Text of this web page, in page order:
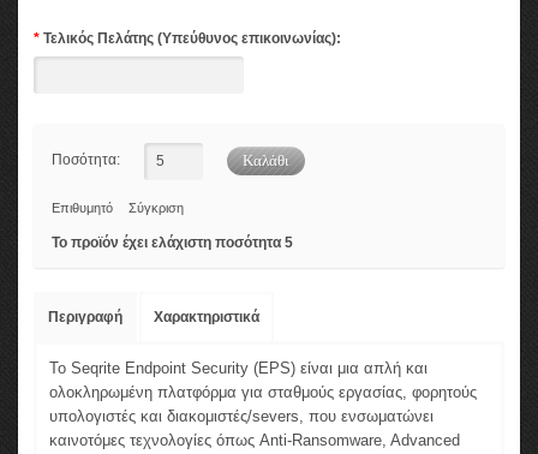
* Τελικός Πελάτης (Υπεύθυνος επικοινωνίας):
Ποσότητα:
Επιθυμητό Σύγκριση
Το προϊόν έχει ελάχιστη ποσότητα 5
Περιγραφή Χαρακτηριστικά
Το Seqrite Endpoint Security (EPS) είναι μια απλή και
ολοκληρωμένη πλατφόρμα για σταθμούς εργασίας, φορητούς
υπολογιστές και διακομιστές/severs, που ενσωματώνει
καινοτόμες τεχνολογίες όπως Anti-Ransomware, Advanced